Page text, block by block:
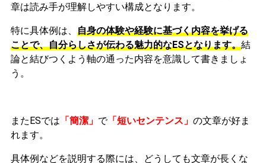
章は読み手が理解しやすい構成となります。
特に具体例は、 自身の体験や経験に基づく内容を挙げる
ことで、自分らしさが伝わる魅力的なESとなります。結
論と結びつくよう軸の通った内容を意識して書きましょ
う。
またESでは 「簡潔」 で「短いセンテンス」 の文章が好ま
れます。
具体例などを説明する際には、どうしても文章が長くな